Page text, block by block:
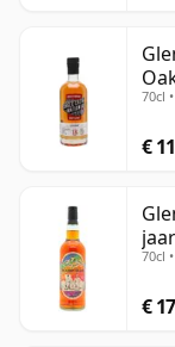
70cl
€
70cl
€